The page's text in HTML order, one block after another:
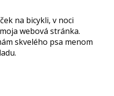
na bicykli, v noci
webová stránka.
skvelého psa menom